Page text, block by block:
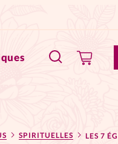
SPIRITUELLES